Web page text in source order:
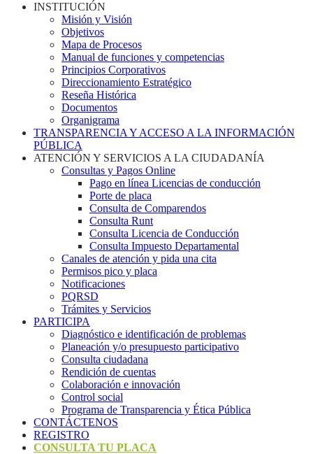
INSTITUCIÓN
Misión y Visión
Objetivos
Mapa de Procesos
Manual de funciones y competencias
Principios Corporativos
Direccionamiento Estratégico
Reseña Histórica
Documentos
Organigrama
TRANSPARENCIA Y ACCESO A LA INFORMACIÓN
PÚBLICA
ATENCIÓN Y SERVICIOS A LA CIUDADANÍA
Consultas y Pagos Online
Pago en línea Licencias de conducción
Porte de placa
Consulta de Comparendos
Consulta Runt
Consulta Licencia de Conducción
Consulta Impuesto Departamental
Canales de atención y pida una cita
Permisos pico y placa
Notificaciones
PQRSD
Trámites y Servicios
PARTICIPA
Diagnóstico e identificación de problemas
Planeación y/o presupuesto participativo​
Consulta ciudadana
Rendición de cuentas
Colaboración e innovación
Control social
Programa de Transparencia y Ética Pública
CONTÁCTENOS
REGISTRO
CONSULTA TU PLACA